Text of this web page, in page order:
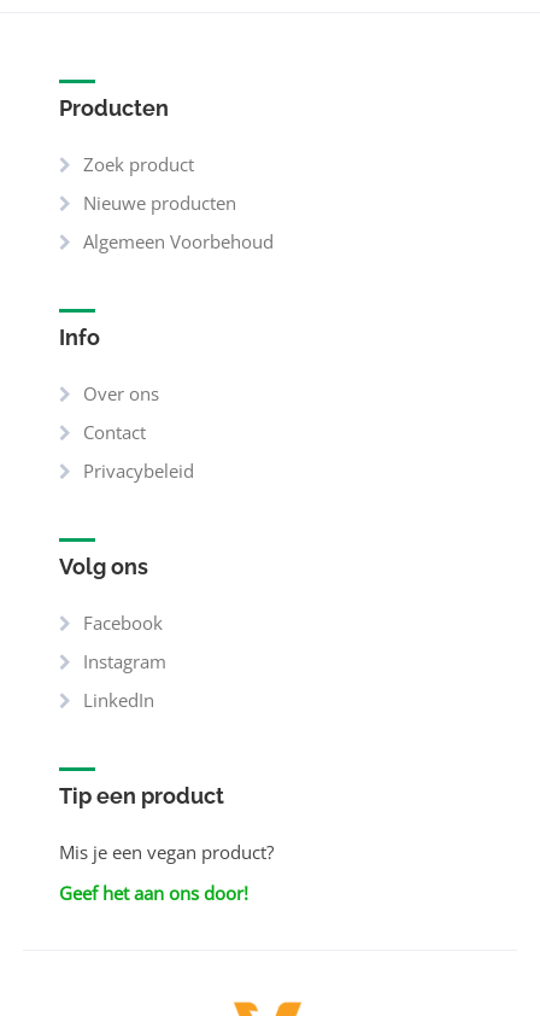
Producten
Zoek product
Nieuwe producten
Algemeen Voorbehoud
Info
Over ons
Contact
Privacybeleid
Volg ons
Facebook
Instagram
LinkedIn
Tip een product
Mis je een vegan product?
Geef het aan ons door!